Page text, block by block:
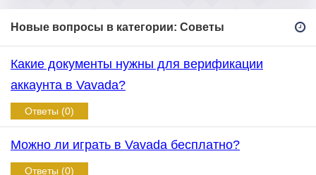
Новые вопросы в категории: Советы
Какие документы нужны для верификации
аккаунта в Vavada?
Ответы (0)
Можно ли играть в Vavada бесплатно?
Ответы (0)